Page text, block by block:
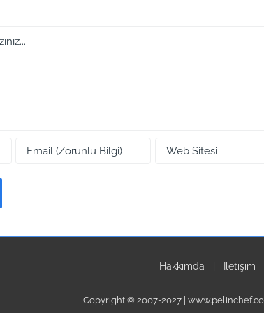
Hakkımda | İletişim
Copyright © 2007-2027 |